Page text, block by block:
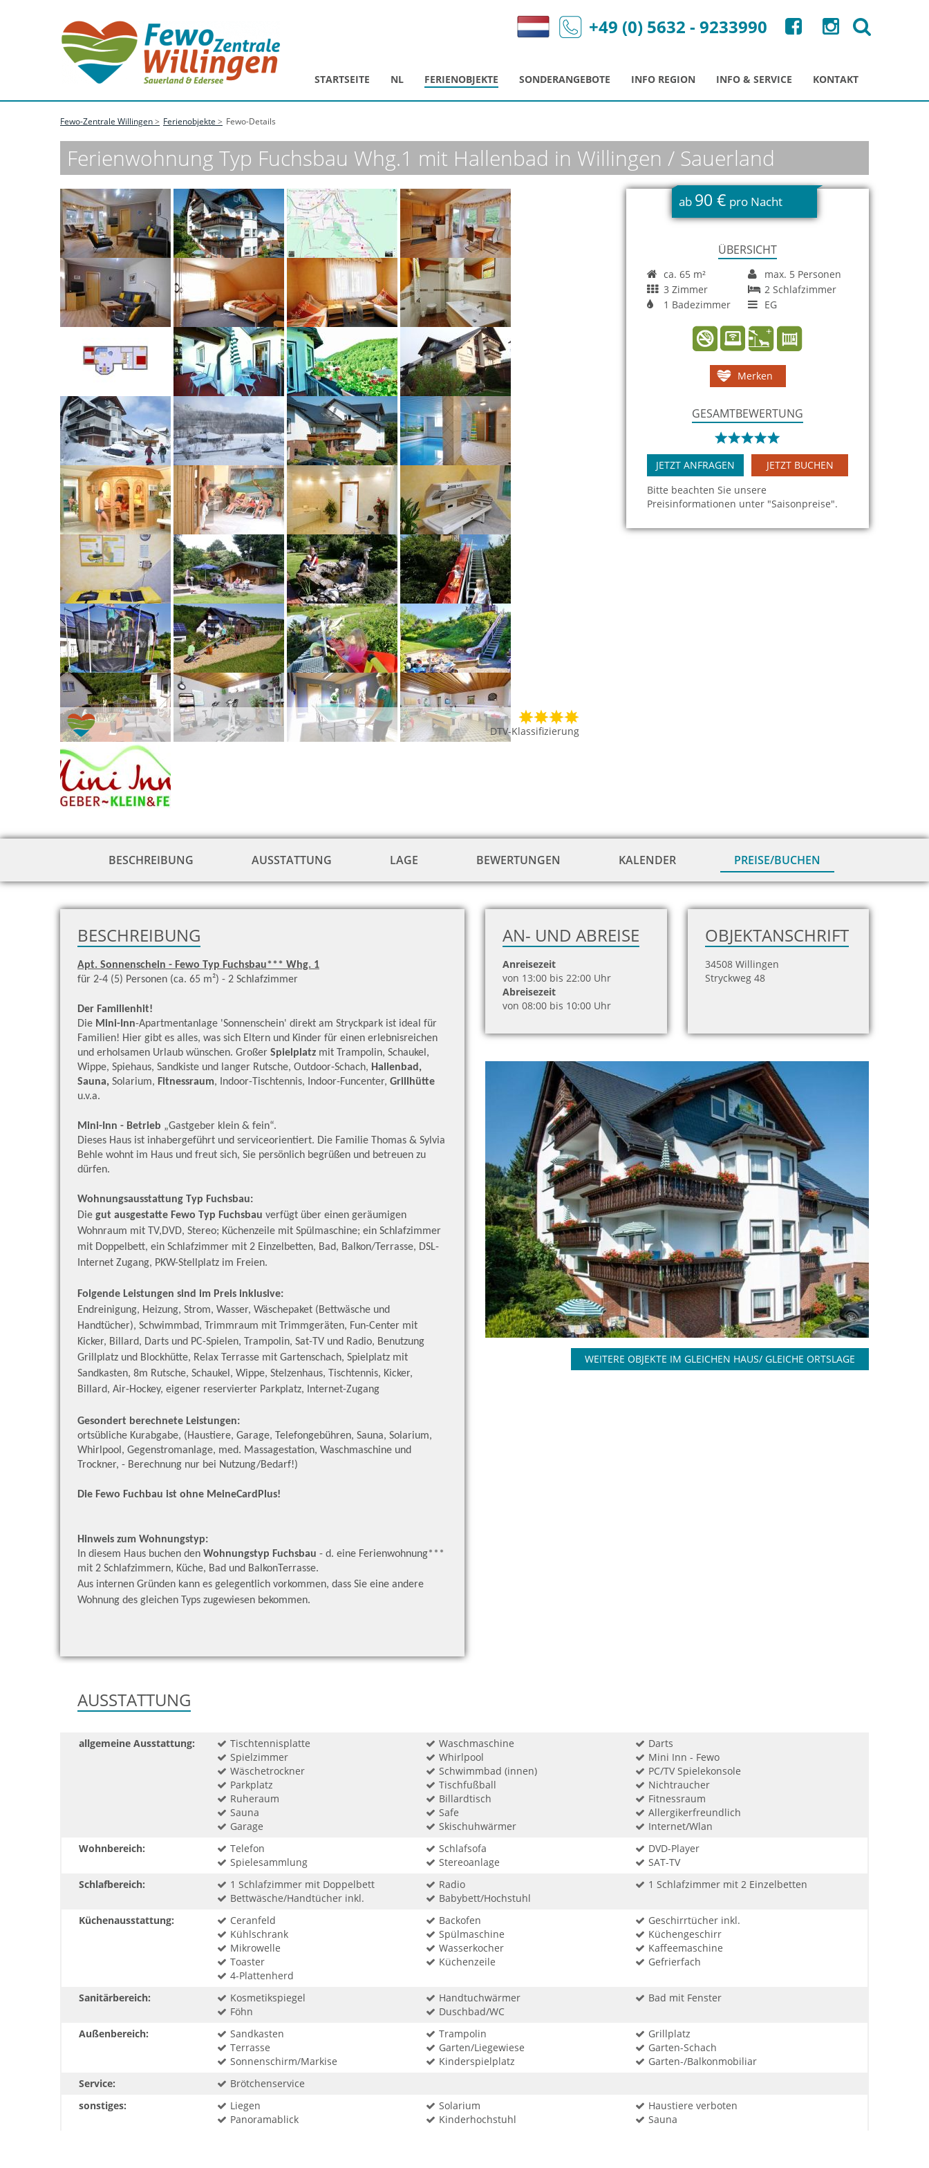
STARTSEITE NL FERIENOBJEKTE SONDERANGEBOTE INFO REGION INFO & SERVICE KONTAKT
+49 (0) 5632 - 9233990
Fewo-Zentrale Willingen Ferienobjekte Fewo-Details
Ferienwohnung Typ Fuchsbau Whg.1 mit Hallenbad in Willingen / Sauerland
DTV-Klassifizierung
ab 90 € pro Nacht
ÜBERSICHT
ca. 65 m²
max. 5 Personen
3 Zimmer
2 Schlafzimmer
1 Badezimmer
EG
Merken
GESAMTBEWERTUNG
JETZT ANFRAGEN
JETZT BUCHEN
Bitte beachten Sie unsere
Preisinformationen unter "Saisonpreise".
BESCHREIBUNG AUSSTATTUNG LAGE BEWERTUNGEN KALENDER PREISE/BUCHEN
BESCHREIBUNG
Apt. Sonnenschein - Fewo Typ Fuchsbau*** Whg. 1
für 2-4 (5) Personen (ca. 65 m²) - 2 Schlafzimmer
Der Familienhit!
Die Mini-Inn-Apartmentanlage 'Sonnenschein' direkt am Stryckpark ist ideal für
Familien! Hier gibt es alles, was sich Eltern und Kinder für einen erlebnisreichen
und erholsamen Urlaub wünschen. Großer Spielplatz mit Trampolin, Schaukel,
Wippe, Spiehaus, Sandkiste und langer Rutsche, Outdoor-Schach, Hallenbad,
Sauna, Solarium, Fitnessraum, Indoor-Tischtennis, Indoor-Funcenter, Grillhütte
u.v.a.
Mini-Inn - Betrieb „Gastgeber klein & fein“.
Dieses Haus ist inhabergeführt und serviceorientiert. Die Familie Thomas & Sylvia
Behle wohnt im Haus und freut sich, Sie persönlich begrüßen und betreuen zu
dürfen.
Wohnungsausstattung Typ Fuchsbau:
Die gut ausgestatte Fewo Typ Fuchsbau verfügt über einen geräumigen
Wohnraum mit TV,DVD, Stereo; Küchenzeile mit Spülmaschine; ein Schlafzimmer
mit Doppelbett, ein Schlafzimmer mit 2 Einzelbetten, Bad, Balkon/Terrasse, DSL-
Internet Zugang, PKW-Stellplatz im Freien.
Folgende Leistungen sind im Preis inklusive:
Endreinigung, Heizung, Strom, Wasser, Wäschepaket (Bettwäsche und
Handtücher), Schwimmbad, Trimmraum mit Trimmgeräten, Fun-Center mit
Kicker, Billard, Darts und PC-Spielen, Trampolin, Sat-TV und Radio, Benutzung
Grillplatz und Blockhütte, Relax Terrasse mit Gartenschach, Spielplatz mit
Sandkasten, 8m Rutsche, Schaukel, Wippe, Stelzenhaus, Tischtennis, Kicker,
Billard, Air-Hockey, eigener reservierter Parkplatz, Internet-Zugang
Gesondert berechnete Leistungen:
ortsübliche Kurabgabe, (Haustiere, Garage, Telefongebühren, Sauna, Solarium,
Whirlpool, Gegenstromanlage, med. Massagestation, Waschmaschine und
Trockner, - Berechnung nur bei Nutzung/Bedarf!)
Die Fewo Fuchbau ist ohne MeineCardPlus!
Hinweis zum Wohnungstyp:
In diesem Haus buchen den Wohnungstyp Fuchsbau - d. eine Ferienwohnung***
mit 2 Schlafzimmern, Küche, Bad und BalkonTerrasse.
Aus internen Gründen kann es gelegentlich vorkommen, dass Sie eine andere
Wohnung des gleichen Typs zugewiesen bekommen.
AN- UND ABREISE
Anreisezeit
von 13:00 bis 22:00 Uhr
Abreisezeit
von 08:00 bis 10:00 Uhr
OBJEKTANSCHRIFT
34508 Willingen
Stryckweg 48
WEITERE OBJEKTE IM GLEICHEN HAUS/ GLEICHE ORTSLAGE
zur
AUSSTATTUNG
allgemeine Ausstattung: Tischtennisplatte Waschmaschine
Darts
Spielzimmer
Whirlpool
Mini Inn - Fewo
Wäschetrockner
Schwimmbad (innen)
PC/TV Spielekonsole
Parkplatz
Tischfußball
Nichtraucher
Ruheraum
Billardtisch
Fitnessraum
Sauna
Safe
Allergikerfreundlich
Garage
Skischuhwärmer
Internet/Wlan
Wohnbereich:
Telefon Schlafsofa
DVD-Player
Spielesammlung
Stereoanlage
SAT-TV
Schlafbereich:
1 Schlafzimmer mit Doppelbett Radio
1 Schlafzimmer mit 2 Einzelbetten
Bettwäsche/Handtücher inkl.
Babybett/Hochstuhl
Küchenausstattung:
Ceranfeld Backofen
Geschirrtücher inkl.
Kühlschrank
Spülmaschine
Küchengeschirr
Mikrowelle
Wasserkocher
Kaffeemaschine
Toaster
Küchenzeile
Gefrierfach
4-Plattenherd
Sanitärbereich:
Kosmetikspiegel Handtuchwärmer
Bad mit Fenster
Föhn
Duschbad/WC
Außenbereich:
Sandkasten Trampolin
Grillplatz
Terrasse
Garten/Liegewiese
Garten-Schach
Sonnenschirm/Markise
Kinderspielplatz
Garten-/Balkonmobiliar
Service:
Brötchenservice
sonstiges:
Liegen Solarium
Haustiere verboten
Panoramablick
Kinderhochstuhl Sauna